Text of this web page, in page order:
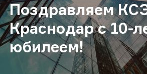
Поздравляем
Краснодар с 10-
юбилеем!